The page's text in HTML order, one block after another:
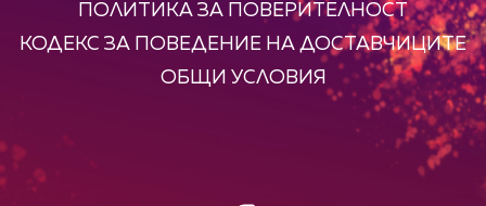
ПОЛИТИКА ЗА ПОВЕРИТЕЛНОСТ
КОДЕКС ЗА ПОВЕДЕНИЕ НА ДОСТАВЧИЦИТЕ
ОБЩИ УСЛОВИЯ